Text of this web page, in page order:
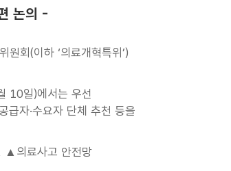
논의 -
회(이하 ‘의료개혁특위’)
10일)에서는 우선
자·수요자 단체 추천 등을
▲의료사고 안전망